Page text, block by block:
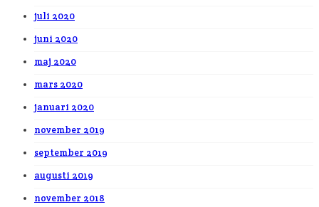
juli 2020
juni 2020
maj 2020
mars 2020
januari 2020
november 2019
september 2019
augusti 2019
november 2018